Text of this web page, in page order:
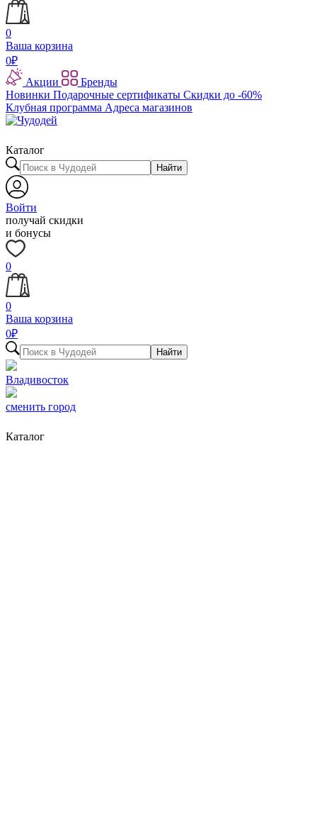
0
Ваша корзина
0₽
Акции
Бренды
Новинки Подарочные сертификаты Скидки до -60%
Клубная программа Адреса магазинов
Каталог
Найти
Войти
получай скидки
и бонусы
0
0
Ваша корзина
0₽
Найти
Владивосток
сменить город
Каталог